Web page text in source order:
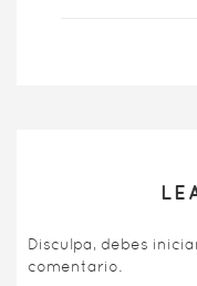
Disculpa, debes
comentario.